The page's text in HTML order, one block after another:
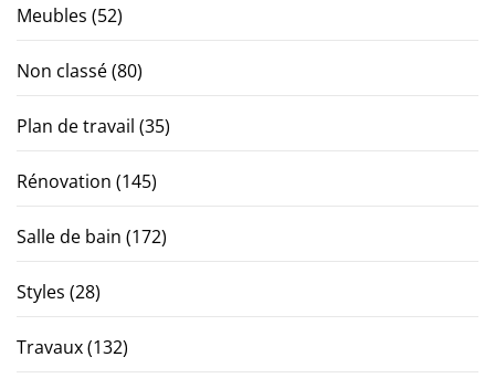
Meubles (52)
Non classé(80)
Plan de travail (35)
Rénovation (145)
Salle de bain (172)
Styles (28)
Travaux(132)